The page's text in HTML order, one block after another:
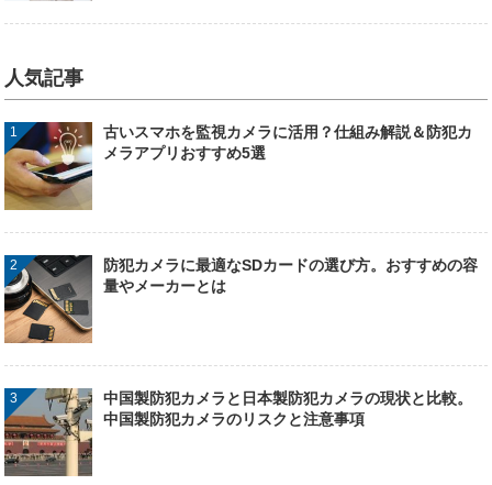
人気記事
古いスマホを監視カメラに活用？仕組み解説＆防犯カ
メラアプリおすすめ5選
防犯カメラに最適なSDカードの選び方。おすすめの容
量やメーカーとは
中国製防犯カメラと日本製防犯カメラの現状と比較。
中国製防犯カメラのリスクと注意事項